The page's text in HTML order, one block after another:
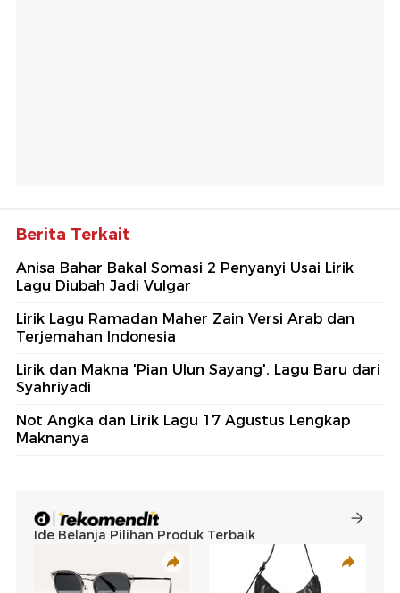
Berita Terkait
Anisa Bahar Bakal Somasi 2 Penyanyi Usai Lirik
Lagu Diubah Jadi Vulgar
Lirik Lagu Ramadan Maher Zain Versi Arab dan
Terjemahan Indonesia
Lirik dan Makna 'Pian Ulun Sayang', Lagu Baru dari
Syahriyadi
Not Angka dan Lirik Lagu 17 Agustus Lengkap
Maknanya